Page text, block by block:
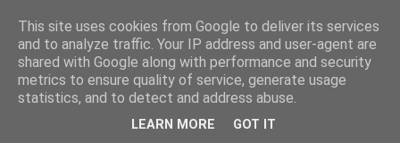
This site uses cookies from Google to deliver its services
and to analyze traffic. Your IP address and user-agent are
shared with Google along with performance and security
metrics to ensure quality of service, generate usage
statistics, and to detect and address abuse.
LEARN MORE GOT IT